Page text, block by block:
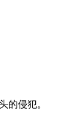
的侵犯。